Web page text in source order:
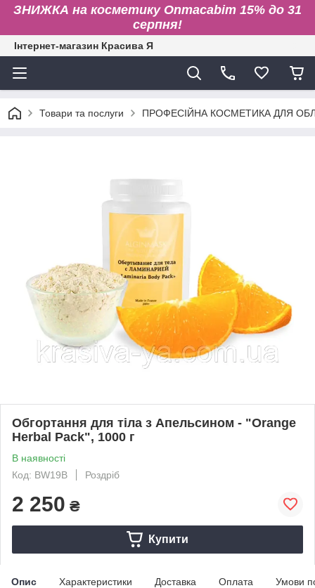
ЗНИЖКА на косметику Onmacabim 15% до 31
серпня!
Інтернет-магазин Красива Я
Товари та послуги ПРОФЕСІЙНА КОСМЕТИКА ДЛЯ
Обгортання для тіла з Апельсином - "Orange
Herbal Pack", 1000 г
В наявності
Код: BW19B
Роздріб
2 250 ₴
Купити
Опис Характеристики Доставка Оплата Умови